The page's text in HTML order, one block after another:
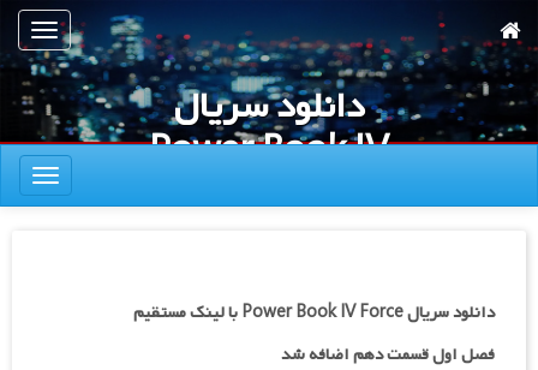
به
محتوای
اصلی
ناوبری
دانلود سریال
Power Book IV
Force
ناوبری
دانلود سریال Power Book IV Force با لینک مستقیم
فصل اول قسمت دهم اضافه شد